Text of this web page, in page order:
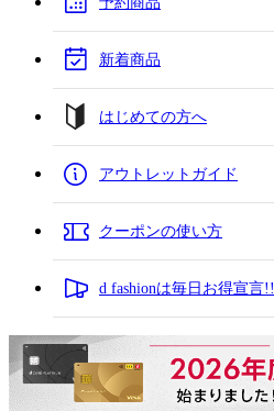
新着商品
はじめての方へ
アウトレットガイド
クーポンの使い方
d fashionは毎日お得宣言!!